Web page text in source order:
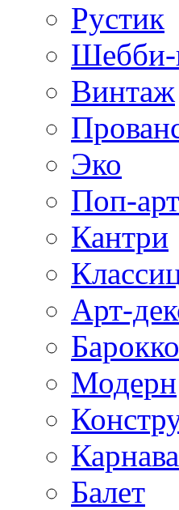
Рустик
Винтаж
Эко
Поп-арт
Кантри
Арт-
Барокко
Модерн
Балет